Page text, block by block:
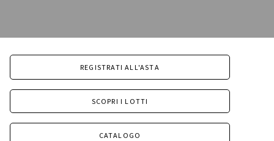
REGISTRATI ALL'ASTA
SCOPRI I LOTTI
CATALOGO